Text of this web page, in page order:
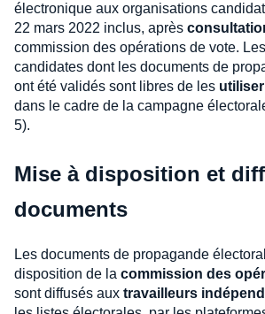
électronique aux organisations
22 mars 2022 inclus, après
commission des opérations de vote.
candidates dont les documents de
ont été validés sont libres de les utiliser
dans le cadre de la campagne
5).
Mise à disposition et
documents
Les documents de propagande
disposition de la commission des
sont diffusés aux travailleurs